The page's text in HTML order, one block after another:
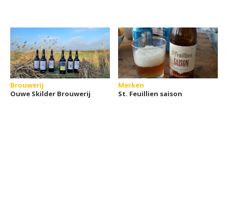
Brouwerij
Ouwe Skilder Brouwerij
Merken
St. Feuillien saison